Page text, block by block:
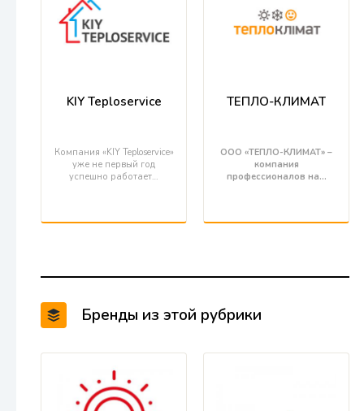
KIY Teploservice
Компания «KIY Teploservice»
уже не первый год
успешно работает…
ТЕПЛО-КЛИМАТ
ООО «ТЕПЛО-КЛИМАТ» –
компания
профессионалов на…
Бренды из этой рубрики